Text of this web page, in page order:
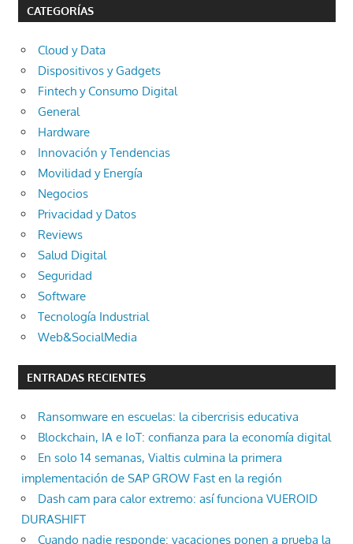
CATEGORÍAS
Cloud y Data
Dispositivos y Gadgets
Fintech y Consumo Digital
General
Hardware
Innovación y Tendencias
Movilidad y Energía
Negocios
Privacidad y Datos
Reviews
Salud Digital
Seguridad
Software
Tecnología Industrial
Web&SocialMedia
ENTRADAS RECIENTES
Ransomware en escuelas: la cibercrisis educativa
Blockchain, IA e IoT: confianza para la economía digital
En solo 14 semanas, Vialtis culmina la primera
implementación de SAP GROW Fast en la región
Dash cam para calor extremo: así funciona VUEROID
DURASHIFT
Cuando nadie responde: vacaciones ponen a prueba la